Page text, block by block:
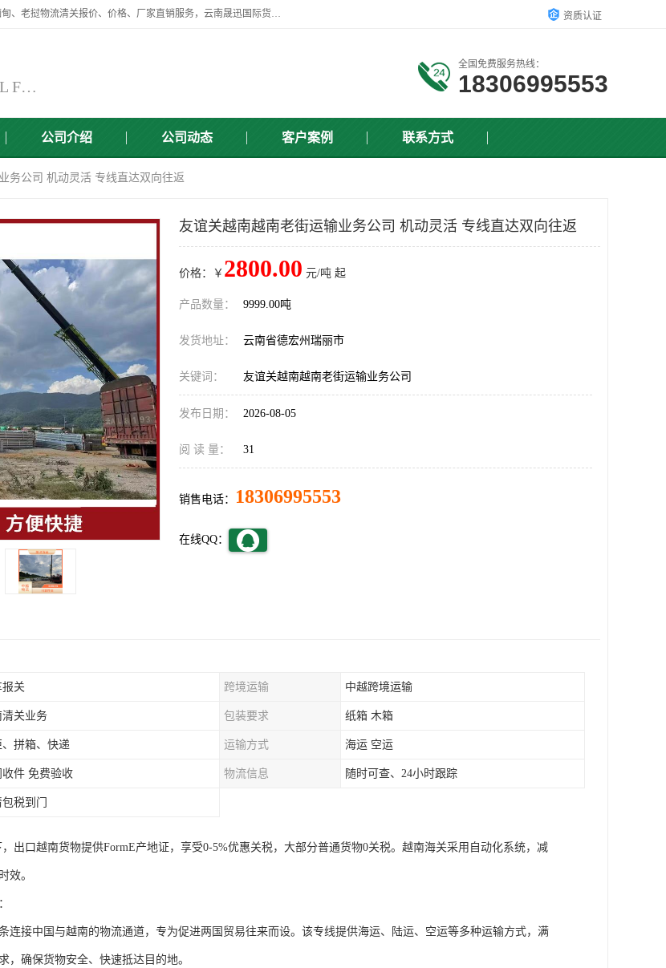
云南晟迅国际货运代理有限公司提供瑞丽口岸、磨憨口岸、腾冲口岸报关、报检，缅甸、老挝物流清关报价、价格、厂家直销服务，云南晟迅国际货运代理有限公司，由一支精通业务、经验丰富、责任心强的专业团队组建于,云南晟迅国际货运代理有限公司商铺。 资质认证
YUNNAN SINCERITY INTERNATIONAL FREIGHT FOR WARDING CO.,LTD
全国免费服务热线：
18306995553
公司介绍 公司动态 客户案例 联系方式
务公司 机动灵活 专线直达双向往返
友谊关越南越南老街运输业务公司 机动灵活 专线直达双向往返
价格：￥ 2800.00 元/吨 起
产品数量： 9999.00吨
发货地址： 云南省德宏州瑞丽市
关键词： 友谊关越南越南老街运输业务公司
发布日期： 2026-08-05
阅 读 量： 31
销售电话： 18306995553
在线QQ：
关 跨境运输 中越跨境运输
清关业务 包装要求 纸箱 木箱
、拼箱、快递 运输方式 海运 空运
收件 免费验收 物流信息 随时可查、24小时跟踪
税到门
出口越南货物提供FormE产地证，享受0-5%优惠关税，大部分普通货物0关税。越南海关采用自动化系统，减
效。
连接中国与越南的物流通道，专为促进两国贸易往来而设。该专线提供海运、陆运、空运等多种运输方式，满
，确保货物安全、快速抵达目的地。